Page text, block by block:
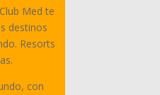
Med te
destinos
Resorts
con